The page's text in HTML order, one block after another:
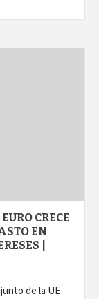
CRECE
EN
|
de la UE